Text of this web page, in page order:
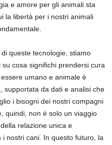
e amore per gli animali sta
la libertà per i nostri animali
queste tecnologie, stiamo
cosa significhi prendersi cura
umano e animale è
supportata da dati e analisi che
i bisogni dei nostri compagni
quindi, non è solo un viaggio
relazione unica e
nostri cani. In questo futuro, la